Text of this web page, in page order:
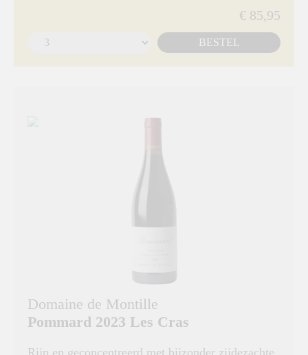
€ 85,95
BESTEL
Domaine de Montille
Pommard 2023 Les Cras
Rijp en geconcentreerd met bijzonder zijdezachte